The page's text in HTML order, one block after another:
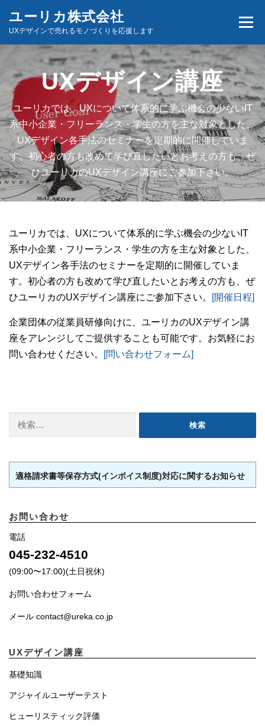
ス
キ
ッ
プ
ユーリカ株式会社
UXデザインで売れるモノづくりを応援します
メニ
商品とサービス お問い合わせ
UXデザイン講座
ユーリカでは、UXについて体系的に学ぶ機会の少ないIT
系中小企業・フリーランス・学生の方を主な対象とした、
UXデザイン各手法のセミナーを定期的に開催していま
す。初心者の方も改めて学び直したいとお考えの方も、ぜ
ひユーリカのUXデザイン講座にご参加下さい。
ユーリカでは、UXについて体系的に学ぶ機会の少ないIT
系中小企業・フリーランス・学生の方を主な対象とした、
UXデザイン各手法のセミナーを定期的に開催していま
す。初心者の方も改めて学び直したいとお考えの方も、ぜ
ひユーリカのUXデザイン講座にご参加下さい。
[開催日程]
企業団体の従業員研修向けに、ユーリカのUXデザイン講
座をアレンジしてご提供することも可能です。お気軽にお
問い合わせください。
[問い合わせフォーム]
適格請求書等保存方式(インボイス制度)対応に関するお知らせ
お問い合わせ
電話
045-232-4510
(09:00〜17:00)(土日祝休)
お問い合わせフォーム
メール contact@ureka.co.jp
UXデザイン講座
基礎知識
アジャイルユーザーテスト
ヒューリスティック評価